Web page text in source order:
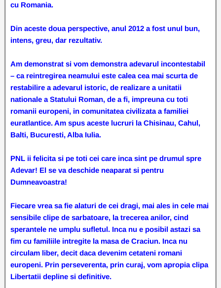
cu Romania.
Din aceste doua perspective, anul 2012 a fost unul bun,
intens, greu, dar rezultativ.
Am demonstrat si vom demonstra adevarul incontestabil
– ca reintregirea neamului este calea cea mai scurta de
restabilire a adevarul istoric, de realizare a unitatii
nationale a Statului Roman, de a fi, impreuna cu toti
romanii europeni, in comunitatea civilizata a familiei
euratlantice. Am spus aceste lucruri la Chisinau, Cahul,
Balti, Bucuresti, Alba Iulia.
PNL ii felicita si pe toti cei care inca sint pe drumul spre
Adevar! El se va deschide neaparat si pentru
Dumneavoastra!
Fiecare vrea sa fie alaturi de cei dragi, mai ales in cele mai
sensibile clipe de sarbatoare, la trecerea anilor, cind
sperantele ne umplu sufletul. Inca nu e posibil astazi sa
fim cu familiile intregite la masa de Craciun. Inca nu
circulam liber, decit daca devenim cetateni romani
europeni. Prin perseverenta, prin curaj, vom apropia clipa
Libertatii depline si definitive.